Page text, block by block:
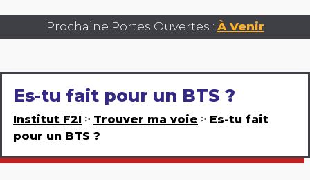
Prochaine Portes Ouvertes : À Venir
Es-tu fait pour un BTS ?
Institut F2I > Trouver ma voie > Es-tu fait
pour un BTS ?